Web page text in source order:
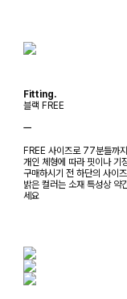
Fitting.
블랙 FREE
ㅡ
FREE 사이즈로 77분들까
개인 체형에 따라 핏이나 기
구매하시기 전 하단의 사이
밝은 컬러는 소재 특성상 약
세요